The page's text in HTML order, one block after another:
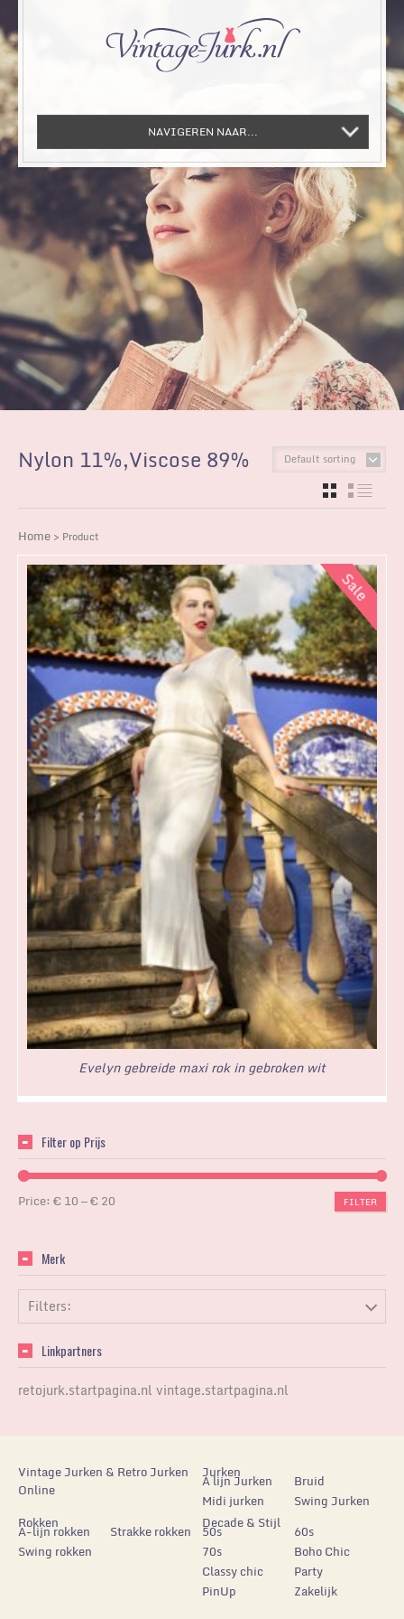
NAVIGEREN NAAR...
Nylon 11%,Viscose 89% Default sorting
GRID
Home > Product
Evelyn gebreide maxi rok in gebroken wit
Filter op Prijs
FILTER
Price:€ 10—€ 20
Merk
Filters:
Linkpartners
retojurk.startpagina.nl vintage.startpagina.nl
Vintage Jurken & Retro Jurken
Online
Jurken
A lijn Jurken
Bruid
Midi jurken
Swing Jurken
Rokken
A-lijn rokken
Strakke rokken
Swing rokken
Decade & Stijl
50s
60s
70s
Boho Chic
Classy chic
Party
PinUp
Zakelijk